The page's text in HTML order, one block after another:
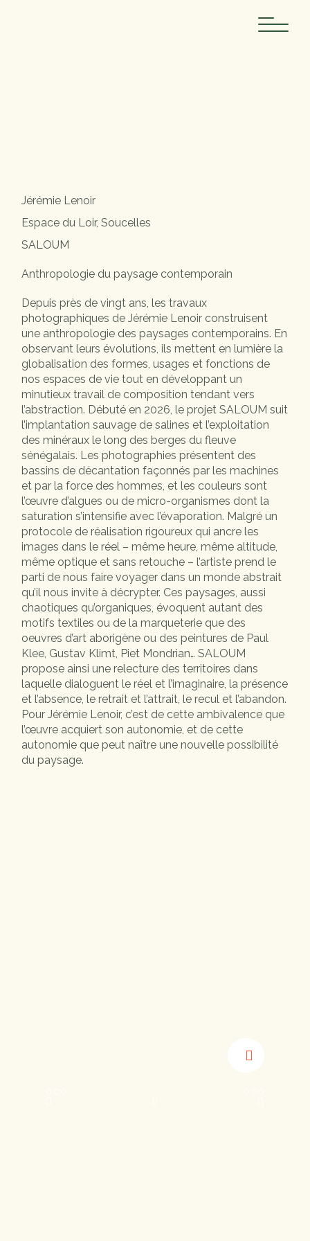
Jérémie Lenoir
Espace du Loir, Soucelles
SALOUM
Anthropologie du paysage contemporain
Depuis près de vingt ans, les travaux
photographiques de Jérémie Lenoir construisent
une anthropologie des paysages contemporains. En
observant leurs évolutions, ils mettent en lumière la
globalisation des formes, usages et fonctions de
nos espaces de vie tout en développant un
minutieux travail de composition tendant vers
l’abstraction. Débuté en 2026, le projet SALOUM suit
l’implantation sauvage de salines et l’exploitation
des minéraux le long des berges du fleuve
sénégalais. Les photographies présentent des
bassins de décantation façonnés par les machines
et par la force des hommes, et les couleurs sont
l’œuvre d’algues ou de micro-organismes dont la
saturation s’intensifie avec l’évaporation. Malgré un
protocole de réalisation rigoureux qui ancre les
images dans le réel – même heure, même altitude,
même optique et sans retouche – l’artiste prend le
parti de nous faire voyager dans un monde abstrait
qu’il nous invite à décrypter. Ces paysages, aussi
chaotiques qu’organiques, évoquent autant des
motifs textiles ou de la marqueterie que des
oeuvres d’art aborigène ou des peintures de Paul
Klee, Gustav Klimt, Piet Mondrian… SALOUM
propose ainsi une relecture des territoires dans
laquelle dialoguent le réel et l’imaginaire, la présence
et l’absence, le retrait et l’attrait, le recul et l’abandon.
Pour Jérémie Lenoir, c’est de cette ambivalence que
l’œuvre acquiert son autonomie, et de cette
autonomie que peut naître une nouvelle possibilité
du paysage.